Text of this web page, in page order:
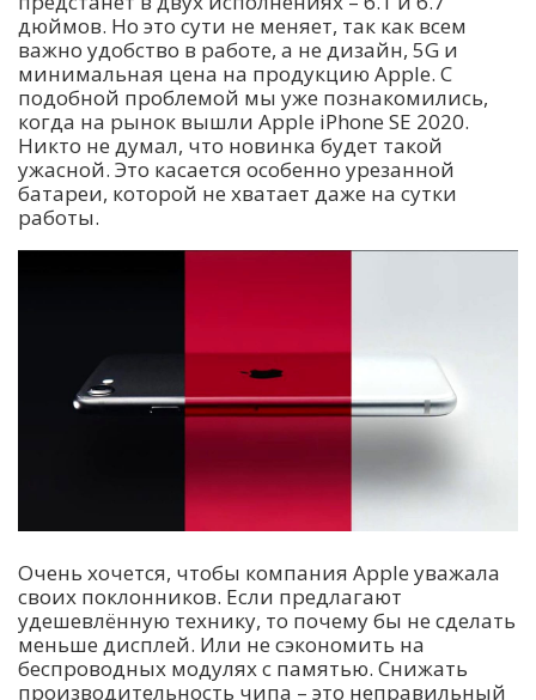
дюймов. Но это сути не меняет, так как всем
важно удобство в работе, а не дизайн, 5G и
минимальная цена на продукцию Apple. С
подобной проблемой мы уже познакомились,
когда на рынок вышли Apple iPhone SE 2020.
Никто не думал, что новинка будет такой
ужасной. Это касается особенно урезанной
батареи, которой не хватает даже на сутки
работы.
Очень хочется, чтобы компания Apple уважала
своих поклонников. Если предлагают
удешевлённую технику, то почему бы не сделать
меньше дисплей. Или не сэкономить на
беспроводных модулях с памятью. Снижать
производительность чипа – это неправильный